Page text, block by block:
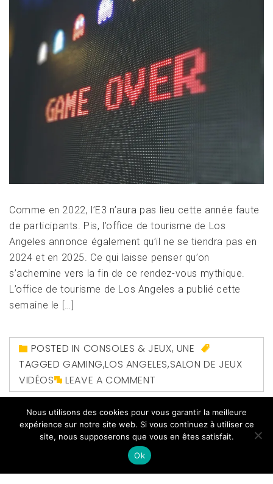
Comme en 2022, l’E3 n’aura pas lieu cette année faute
de participants. Pis, l’office de tourisme de Los
Angeles annonce également qu’il ne se tiendra pas en
2024 et en 2025. Ce qui laisse penser qu’on
s’achemine vers la fin de ce rendez-vous mythique.
L’office de tourisme de Los Angeles a publié cette
semaine le […]
POSTED IN CONSOLES & JEUX, UNE
TAGGEDGAMING,LOS ANGELES,SALON DE JEUX
VIDÉOS
LEAVE A COMMENT
Nous utilisons des cookies pour vous garantir la meilleure
expérience sur notre site web. Si vous continuez à utiliser ce
site, nous supposerons que vous en êtes satisfait.
Ok